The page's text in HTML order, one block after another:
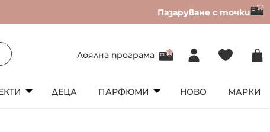
Пазаруване с точки
Лоялна програма
ДЕЦА ПАРФЮМИ НОВО МАРКИ